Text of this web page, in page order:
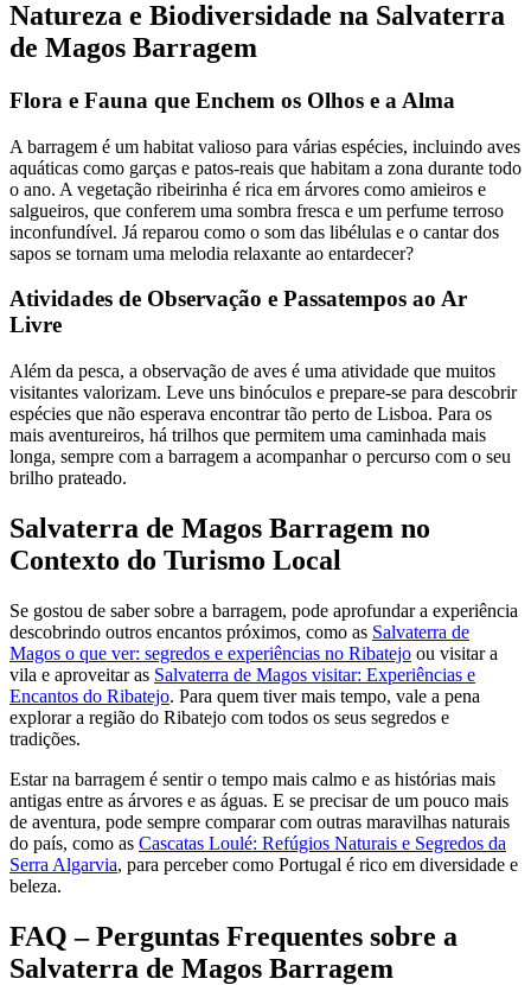
Natureza e Biodiversidade na Salvaterra
de Magos Barragem
Flora e Fauna que Enchem os Olhos e a Alma
A barragem é um habitat valioso para várias espécies, incluindo aves
aquáticas como garças e patos-reais que habitam a zona durante todo
o ano. A vegetação ribeirinha é rica em árvores como amieiros e
salgueiros, que conferem uma sombra fresca e um perfume terroso
inconfundível. Já reparou como o som das libélulas e o cantar dos
sapos se tornam uma melodia relaxante ao entardecer?
Atividades de Observação e Passatempos ao Ar
Livre
Além da pesca, a observação de aves é uma atividade que muitos
visitantes valorizam. Leve uns binóculos e prepare-se para descobrir
espécies que não esperava encontrar tão perto de Lisboa. Para os
mais aventureiros, há trilhos que permitem uma caminhada mais
longa, sempre com a barragem a acompanhar o percurso com o seu
brilho prateado.
Salvaterra de Magos Barragem no
Contexto do Turismo Local
Se gostou de saber sobre a barragem, pode aprofundar a experiência
descobrindo outros encantos próximos, como as Salvaterra de
Magos o que ver: segredos e experiências no Ribatejo ou visitar a
vila e aproveitar as Salvaterra de Magos visitar: Experiências e
Encantos do Ribatejo. Para quem tiver mais tempo, vale a pena
explorar a região do Ribatejo com todos os seus segredos e
tradições.
Estar na barragem é sentir o tempo mais calmo e as histórias mais
antigas entre as árvores e as águas. E se precisar de um pouco mais
de aventura, pode sempre comparar com outras maravilhas naturais
do país, como as Cascatas Loulé: Refúgios Naturais e Segredos da
Serra Algarvia, para perceber como Portugal é rico em diversidade e
beleza.
FAQ – Perguntas Frequentes sobre a
Salvaterra de Magos Barragem